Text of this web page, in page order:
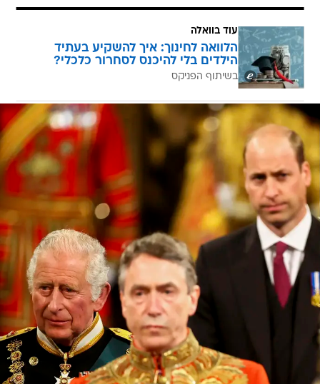
עוד בוואלה
הלוואה לחינוך: איך להשקיע בעתיד
הילדים בלי להיכנס לסחרור כלכלי?
בשיתוף הפניקס